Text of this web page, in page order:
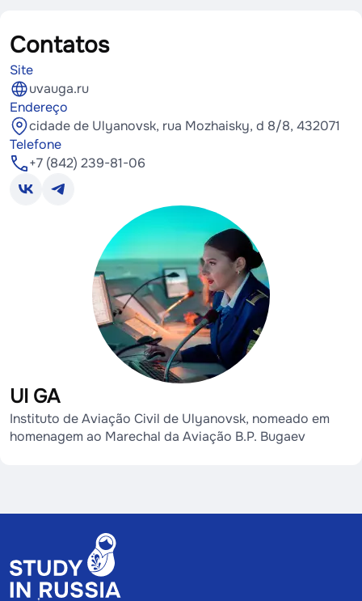
Contatos
Site
uvauga.ru
Endereço
cidade de Ulyanovsk, rua Mozhaisky, d 8/8, 432071
Telefone
+7 (842) 239-81-06
UI GA
Instituto de Aviação Civil de Ulyanovsk, nomeado em
homenagem ao Marechal da Aviação B.P. Bugaev